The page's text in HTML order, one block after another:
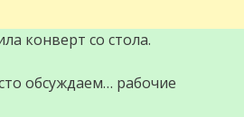
конверт со стола.
обсуждаем… рабочие